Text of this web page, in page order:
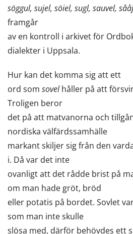
söggul, sujel, söiel, sugl, sauvel,
framgår
av en kontroll i arkivet för
dialekter i Uppsala.
Hur kan det komma sig att ett
ord som sovelhåller på att
Troligen beror
det på att matvanorna och
nordiska välfärdssamhälle
markant skiljer sig från den
i. Då var det inte
ovanligt att det rådde brist på
om man hade gröt, bröd
eller potatis på bordet. Sovlet
som man inte skulle
slösa med, därför behövdes ett